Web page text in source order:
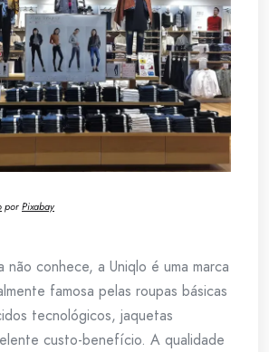
porPixabay
não conhece, a Uniqlo é uma marca
famosa pelas roupas básicas
tecnológicos, jaquetas
custo-benefício. A qualidade